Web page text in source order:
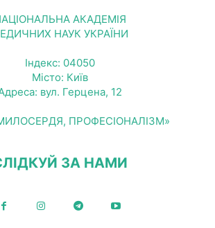
АКАДЕМІЯ
НАУК УКРАЇНИ
Індекс: 04050
Місто: Київ
вул. Герцена, 12
ПРОФЕСІОНАЛІЗМ»
ЗА НАМИ